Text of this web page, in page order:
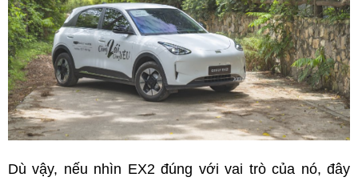
Dù vậy, nếu nhìn EX2 đúng với vai trò của nó, đây